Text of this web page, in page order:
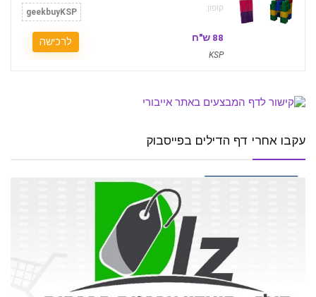
קופון: geekbuyKSP
88 ש"ח
KSP
לרכישה
עקבו אחרי דף הדילים בפייסבוק